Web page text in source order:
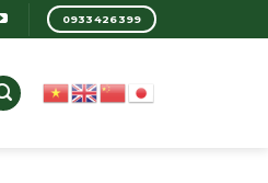
0933426399